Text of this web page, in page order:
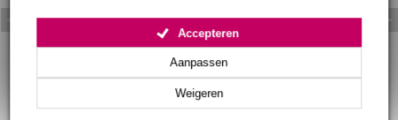
Weigeren
Aanpassen
Accepteren